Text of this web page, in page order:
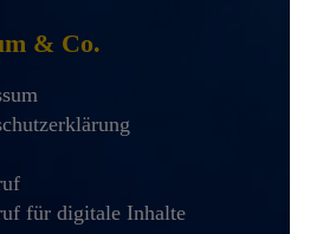
& Co.
für digitale Inhalte